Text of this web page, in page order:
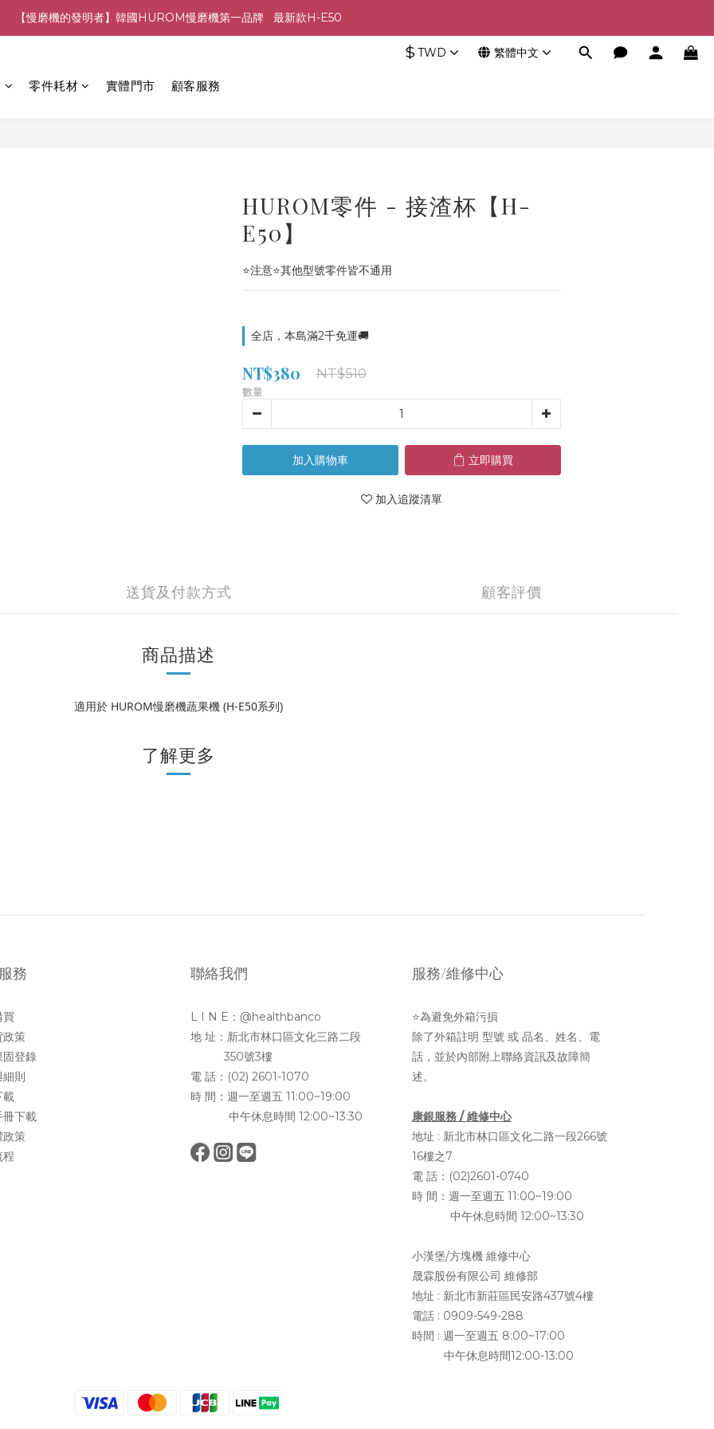
【慢磨機的發明者】韓國HUROM慢磨機第一品牌   最新款H-E50
$ TWD 繁體中文
零件耗材 實體門市 顧客服務
HUROM零件 - 接渣杯【H-
E50】
⭐注意⭐其他型號零件皆不通用
全店，本島滿2千免運🚚
NT$380 NT$510
數量
加入購物車 立即購買
加入追蹤清單
送貨及付款方式 顧客評價
商品描述
適用於 HUROM慢磨機蔬果機 (H-E50系列)
了解更多
務
買
政策
登錄
則
載
下載
政策
程
聯絡我們
L I N E：@healthbanco
地 址：新北市林口區文化三路二段
350號3樓
電 話：(02) 2601-1070
時 間：週一至週五 11:00~19:00
中午休息時間 12:00~13:30
服務/維修中心
⭐為避免外箱污損
除了外箱註明 型號 或 品名、姓名、電
話，並於內部附上聯絡資訊及故障簡
述。
康銀服務 / 維修中心
地址 : 新北市林口區文化二路一段266號
16樓之7
電 話：(02)2601-0740
時 間：週一至週五 11:00~19:00
中午休息時間 12:00~13:30
小漢堡/方塊機 維修中心
晟霖股份有限公司 維修部
地址 : 新北市新莊區民安路437號4樓
電話 : 0909-549-288
時間 : 週一至週五 8:00~17:00
中午休息時間12:00-13:00